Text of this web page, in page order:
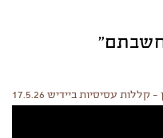
עסיסיות ביידיש 17.5.26